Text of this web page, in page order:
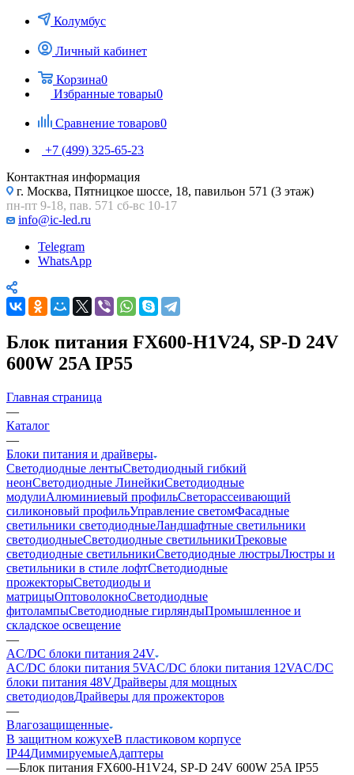
Колумбус
Личный кабинет
Корзина0
Избранные товары0
Сравнение товаров0
+7 (499) 325-65-23
Контактная информация
г. Москва, Пятницкое шоссе, 18, павильон 571 (3 этаж)
пн-пт 9-18, пав. 571 сб-вс 10-17
info@ic-led.ru
Telegram
WhatsApp
Блок питания FX600-H1V24, SP-D 24V
600W 25A IP55
Главная страница
—
Каталог
—
Блоки питания и драйверы
Светодиодные лентыСветодиодный гибкий
неонСветодиодные ЛинейкиСветодиодные
модулиАлюминиевый профильСветорассеивающий
силиконовый профильУправление светомФасадные
светильники светодиодныеЛандшафтные светильники
светодиодныеСветодиодные светильникиТрековые
светодиодные светильникиСветодиодные люстрыЛюстры и
светильники в стиле лофтСветодиодные
прожекторыСветодиоды и
матрицыОптоволокноСветодиодные
фитолампыСветодиодные гирляндыПромышленное и
складское освещение
—
AC/DC блоки питания 24V
AC/DC блоки питания 5VAC/DC блоки питания 12VAC/DC
блоки питания 48VДрайверы для мощных
светодиодовДрайверы для прожекторов
—
Влагозащищенные
В защитном кожухеВ пластиковом корпусе
IP44ДиммируемыеАдаптеры
—Блок питания FX600-H1V24, SP-D 24V 600W 25A IP55